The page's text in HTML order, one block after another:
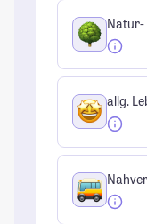
Natur-
allg.